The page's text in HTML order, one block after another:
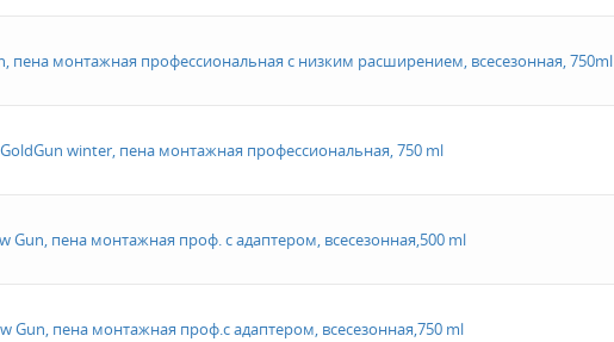
пена монтажная профессиональная с низким расширением, всесезонная, 750ml
winter, пена монтажная профессиональная, 750 ml
Gun, пена монтажная проф. с адаптером, всесезонная,500 ml
Gun, пена монтажная проф.с адаптером, всесезонная,750 ml